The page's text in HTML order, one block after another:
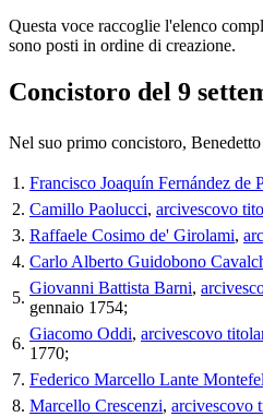
Questa voce raccoglie l'elenco
sono posti in ordine di creazione.
Concistoro del 9
Nel suo primo concistoro,
1. Francisco Joaquín Fernández de
2. Camillo Paolucci, arcivescovo
3. Raffaele Cosimo de' Girolami,
4. Carlo Alberto Guidobono
5.
Giovanni Battista Barni,
gennaio 1754;
6.
Giacomo Oddi, arcivescovo
1770;
7. Federico Marcello Lante
8. Marcello Crescenzi, arcivescovo